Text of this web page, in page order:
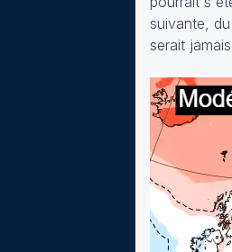
suivante,
serait